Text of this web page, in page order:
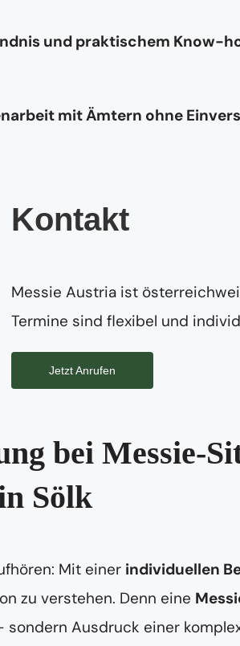
und praktischem Know-
mit Ämtern ohne
Kontakt
Messie Austria ist
Termine sind flexibel und
Jetzt Anrufen
bei Messie-
Sölk
Mit einer individuellen
zu verstehen. Denn eine
Ausdruck einer